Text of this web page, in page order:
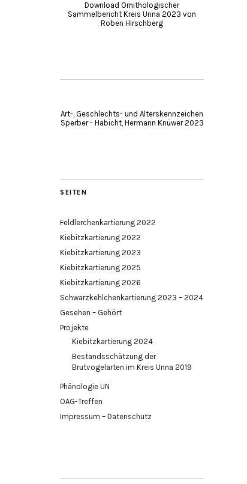
Download Ornithologischer
Sammelbericht Kreis Unna 2023 von
Roben Hirschberg
Art-, Geschlechts- und Alterskennzeichen
Sperber - Habicht, Hermann Knüwer 2023
SEITEN
Feldlerchenkartierung 2022
Kiebitzkartierung 2022
Kiebitzkartierung 2023
Kiebitzkartierung 2025
Kiebitzkartierung 2026
Schwarzkehlchenkartierung 2023 – 2024
Gesehen – Gehört
Projekte
Kiebitzkartierung 2024
Bestandsschätzung der
Brutvogelarten im Kreis Unna 2019
Phänologie UN
OAG-Treffen
Impressum – Datenschutz